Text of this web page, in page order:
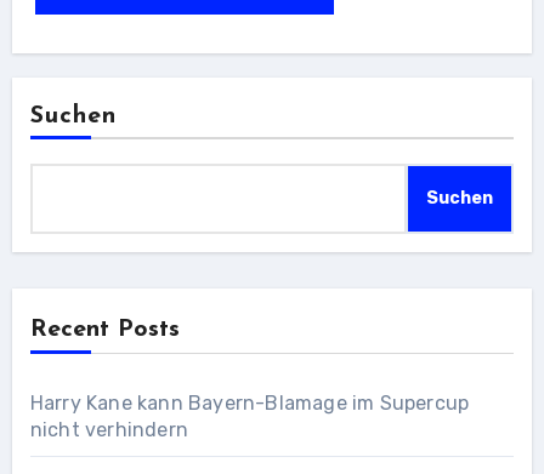
Suchen
Suchen
Recent Posts
Harry Kane kann Bayern-Blamage im Supercup
nicht verhindern